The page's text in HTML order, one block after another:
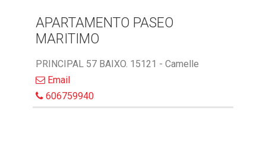
APARTAMENTO PASEO
MARITIMO
PRINCIPAL 57 BAIXO. 15121 - Camelle
Email
606759940